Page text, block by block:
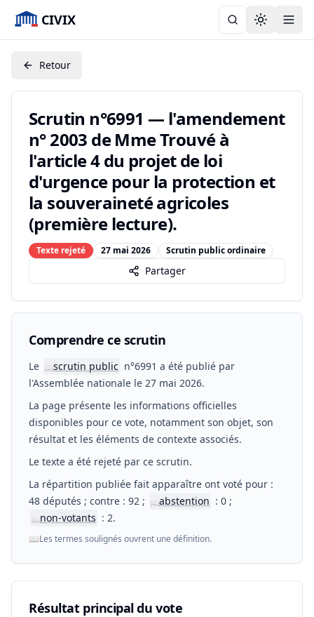
CIVIX Toggle
Retour
Scrutin n°6991 — l'amendement
n° 2003 de Mme Trouvé à
l'article 4 du projet de loi
d'urgence pour la protection et
la souveraineté agricoles
(première lecture).
Texte rejeté 27 mai 2026 Scrutin public ordinaire
Partager
Comprendre ce scrutin
Le 📖scrutin public n°6991 a été publié par
l'Assemblée nationale le 27 mai 2026.
La page présente les informations officielles
disponibles pour ce vote, notamment son objet, son
résultat et les éléments de contexte associés.
Le texte a été rejeté par ce scrutin.
La répartition publiée fait apparaître ont voté pour :
48 députés ; contre : 92 ;
📖abstention : 0 ;
📖non-votants : 2.
📖Les termes soulignés ouvrent une définition.
Résultat principal du vote